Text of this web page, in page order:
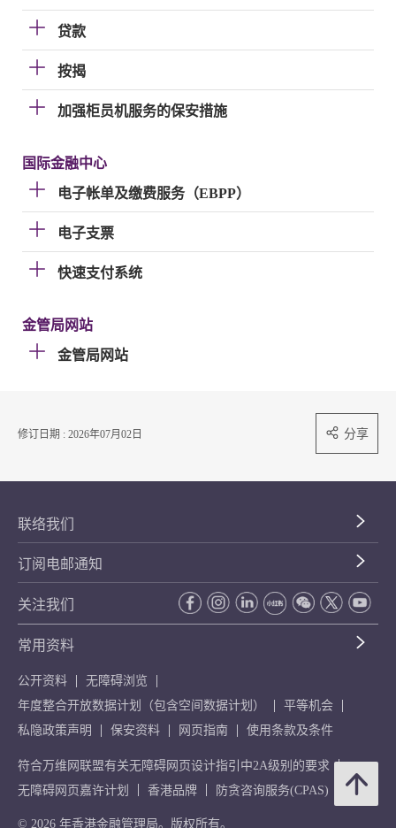
贷款
按揭
加强柜员机服务的保安措施
国际金融中心
电子帐单及缴费服务（EBPP）
电子支票
快速支付系统
金管局网站
金管局网站
修订日期 : 2026年07月02日 分享
联络我们
订阅电邮通知
关注我们
常用资料
公开资料
无障碍浏览
年度整合开放数据计划（包含空间数据计划）
平等机会
私隐政策声明
保安资料 网页指南 使用条款及条件
符合万维网联盟有关无障碍网页设计指引中2A级别的要求
无障碍网页嘉许计划
香港品牌 防贪咨询服务(CPAS)
© 2026 年香港金融管理局。版权所有。